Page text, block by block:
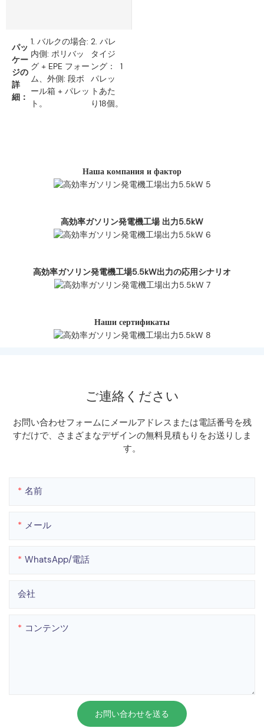
パッ
ケー
ジの
詳
細：
1. バルクの場合:
内側: ポリバッ
グ + EPE フォー
ム、外側: 段ボ
ール箱 + パレッ
ト。
2. パレ
タイジ
ング： 1
パレッ
トあた
り18個。
Наша компания и фактор
高効率ガソリン発電機工場 出力5.5kW
高効率ガソリン発電機工場5.5kW出力の応用シナリオ
Наши сертификаты
ご連絡ください
お問い合わせフォームにメールアドレスまたは電話番号を残
すだけで、さまざまなデザインの無料見積もりをお送りしま
す。
名前
メール
WhatsApp/電話
会社
コンテンツ
お問い合わせを送る